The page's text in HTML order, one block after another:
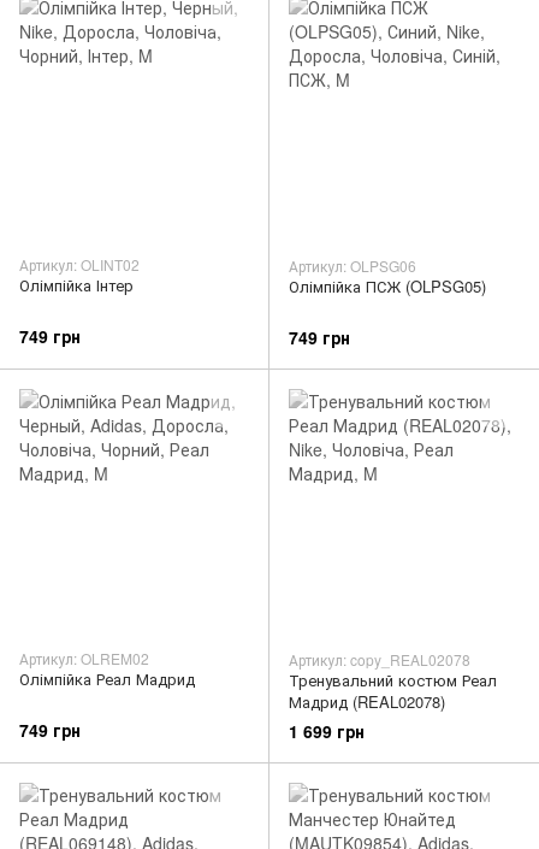
Артикул: OLINT02
Олімпійка Інтер
749 грн
Артикул: OLPSG06
Олімпійка ПСЖ (OLPSG05)
749 грн
Артикул: OLREM02
Олімпійка Реал Мадрид
749 грн
Артикул: copy_REAL02078
Тренувальний костюм Реал
Мадрид (REAL02078)
1 699 грн